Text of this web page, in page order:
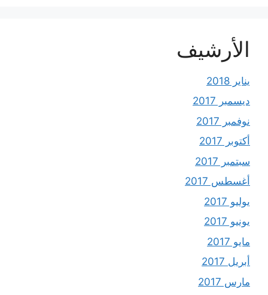
الأرشيف
يناير 2018
ديسمبر 2017
نوفمبر 2017
أكتوبر 2017
سبتمبر 2017
أغسطس 2017
يوليو 2017
يونيو 2017
مايو 2017
أبريل 2017
مارس 2017